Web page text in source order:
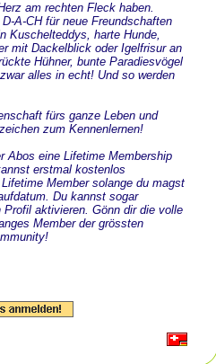
am rechten Fleck haben.
A-CH für neue Freundschaften
Kuschelteddys, harte Hunde,
mit Dackelblick oder Igelfrisur an
Hühner, bunte Paradiesvögel
alles in echt! Und so werden
fürs ganze Leben und
zum Kennenlernen!
Abos eine Lifetime Membership
erstmal kostenlos
Member solange du magst
Du kannst sogar
aktivieren. Gönn dir die volle
Member der grössten